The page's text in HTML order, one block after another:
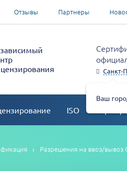
Отзывы Партнеры
Санкт-
Ваш
ISO
Разрешения на ввоз/вывоз